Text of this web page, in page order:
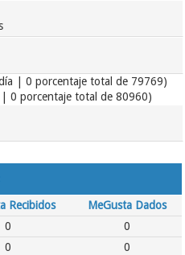
| 0 porcentaje total de 79769)
0 porcentaje total de 80960)
Recibidos
MeGusta Dados
0
0
0
0